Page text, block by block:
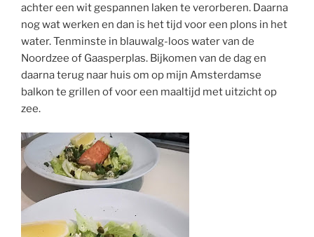
achter een wit gespannen laken te verorberen. Daarna
nog wat werken en dan is het tijd voor een plons in het
water. Tenminste in blauwalg-loos water van de
Noordzee of Gaasperplas. Bijkomen van de dag en
daarna terug naar huis om op mijn Amsterdamse
balkon te grillen of voor een maaltijd met uitzicht op
zee.